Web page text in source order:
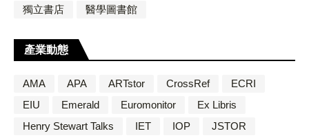
獨立書店
醫學圖書館
產業動態
AMA APA ARTstor CrossRef
ECRI
EIU
Emerald Euromonitor
Ex Libris
Henry Stewart Talks
IET IOP
JSTOR